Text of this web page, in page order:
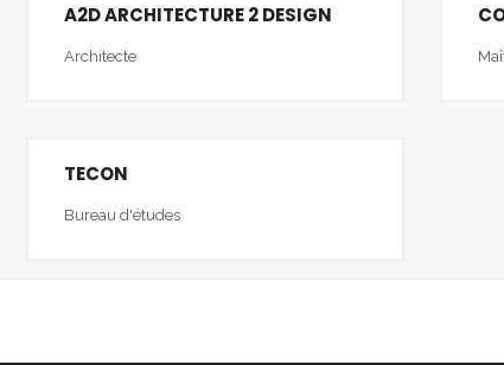
A2D ARCHITECTURE 2 DESIGN
Architecte
TECON
Bureau d'études